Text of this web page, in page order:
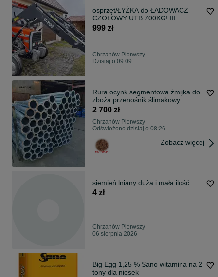
osprzęt/ŁYŻKA do ŁADOWACZ
CZOŁOWY UTB 700KG! III
sekcyjny! siłowniki 2 stronnego
999 zł
Chrzanów Pierwszy
Dzisiaj o 09:09
Rura ocynk segmentowa żmijka do
zboża przenośnik ślimakowy
podajnik zbożowy DOWÓZ cała
2 700 zł
Chrzanów Pierwszy
Odświeżono dzisiaj o 08:26
Zobacz więcej
siemień lniany duża i mała ilość
4 zł
Chrzanów Pierwszy
06 sierpnia 2026
Big Egg 1,25 % Sano witamina na 2
tony dla niosek